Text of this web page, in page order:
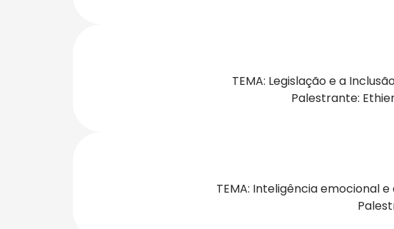
TEMA: Legislação e a
Palestrante:
TEMA: Inteligência emocional